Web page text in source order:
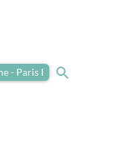
- Paris I